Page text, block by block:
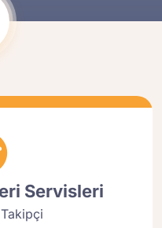
Servisleri